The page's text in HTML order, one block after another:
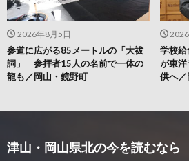
学校
が東
供へ
2026年8月5日
参道に広がる85メートルの「大祓
詞」 参拝者15人の名前で一体の
龍も／岡山・鏡野町
津山・岡山県北の今を読むなら